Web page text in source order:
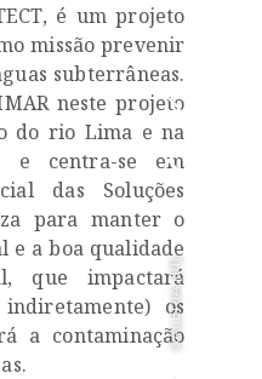


GALERIA [
1/1
é um projeto
missão prevenir
subterrâneas.
neste projeto
do rio Lima e na
e centra-se em
das Soluções
para manter o
e a boa qualidade
que impactará
os
a contaminação